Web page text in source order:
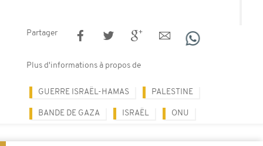
Partager
Plus d'informations à propos de
GUERRE ISRAËL-HAMAS PALESTINE
BANDE DE GAZA ISRAËL ONU